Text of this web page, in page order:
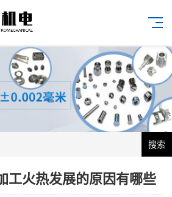
搜索
工火热发展的原因有哪些